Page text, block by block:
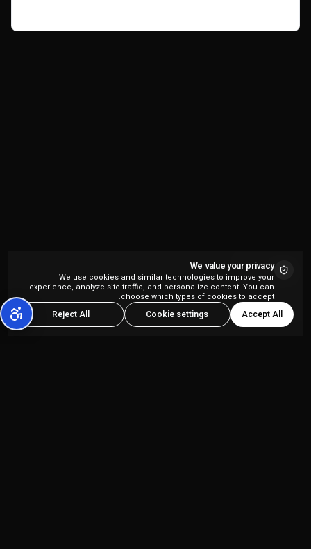
We value your privacy
We use cookies and similar technologies to improve your
experience, analyze site traffic, and personalize content. You can
choose which types of cookies to accept.
Accept All
Cookie settings
Reject All